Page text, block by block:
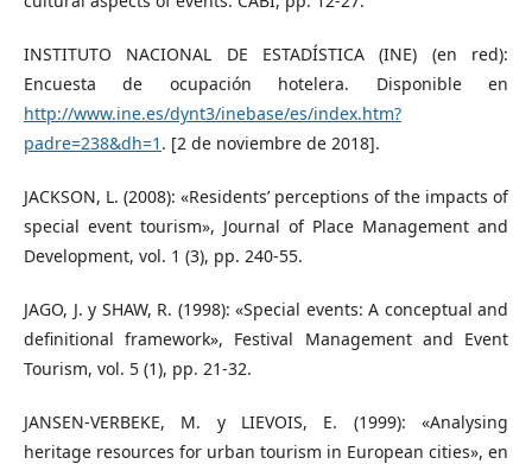
INSTITUTO NACIONAL DE ESTADÍSTICA (INE) (en red):
Encuesta de ocupación hotelera. Disponible en
http://www.ine.es/dynt3/inebase/es/index.htm?
padre=238&dh=1 . [2 de noviembre de 2018].
JACKSON, L. (2008): «Residents’ perceptions of the impacts of
special event tourism», Journal of Place Management and
Development, vol. 1 (3), pp. 240-55.
JAGO, J. y SHAW, R. (1998): «Special events: A conceptual and
definitional framework», Festival Management and Event
Tourism, vol. 5 (1), pp. 21-32.
JANSEN-VERBEKE, M. y LIEVOIS, E. (1999): «Analysing
heritage resources for urban tourism in European cities», en